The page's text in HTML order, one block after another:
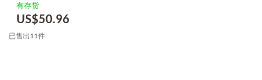
有存货
US$50.96
已售出11件